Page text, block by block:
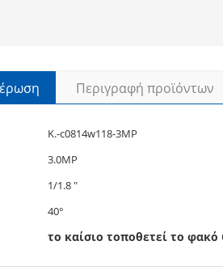
Περιγραφή προϊόντων
Κ.-c0814w118-3MP
3.0MP
1/1.8 ″
40°
το καίσιο τοποθετεί το φακό